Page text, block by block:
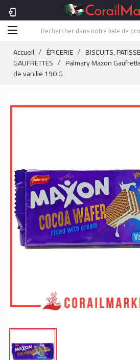
phonelink_setup
Accueil ÉPICERIE
BISCUITS,
GAUFRETTES
Palmary Maxon
de vanille 190 G